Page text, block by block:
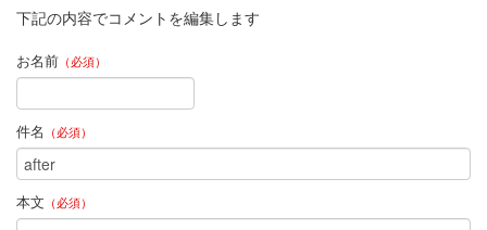
Gallery/リノベーション
Gallery/プレゼンテーション
旧）よくある質問
プロフィール
下記の内容でコメントを編集します
お名前 （必須）
件名 （必須）
本文 （必須）